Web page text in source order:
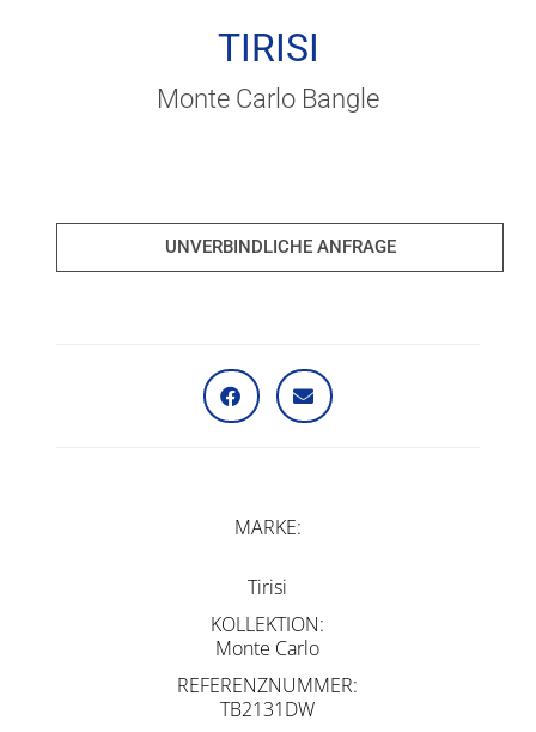
TIRISI
Monte Carlo Bangle
UNVERBINDLICHE ANFRAGE
MARKE
Tirisi
KOLLEKTION
Monte Carlo
REFERENZNUMMER
TB2131DW